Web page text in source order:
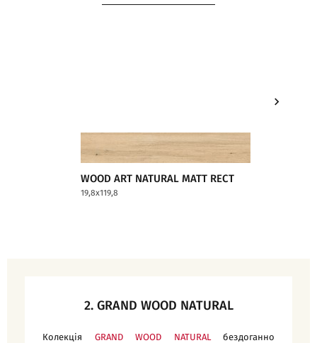
WOOD ART NATURAL MATT RECT
19,8x119,8
2. GRAND WOOD NATURAL
Колекція GRAND WOOD NATURALбездоганно